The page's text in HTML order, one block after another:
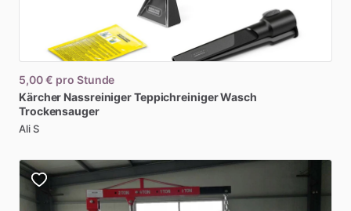
5,00 € pro Stunde
Kärcher NassreinigerTeppichreinigerWasch
Trockensauger
Ali S